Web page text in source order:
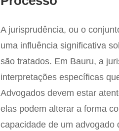
A jurisprudência, ou o
uma influência significativa
são tratados. Em Bauru, a
interpretações específicas
Advogados devem estar
elas podem alterar a forma
capacidade de um